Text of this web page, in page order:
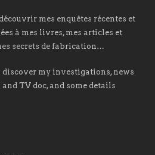
mes enquêtes récentes et
à mes livres, mes articles et
secrets de fabrication…
discover my investigations, news
TV doc, and some details